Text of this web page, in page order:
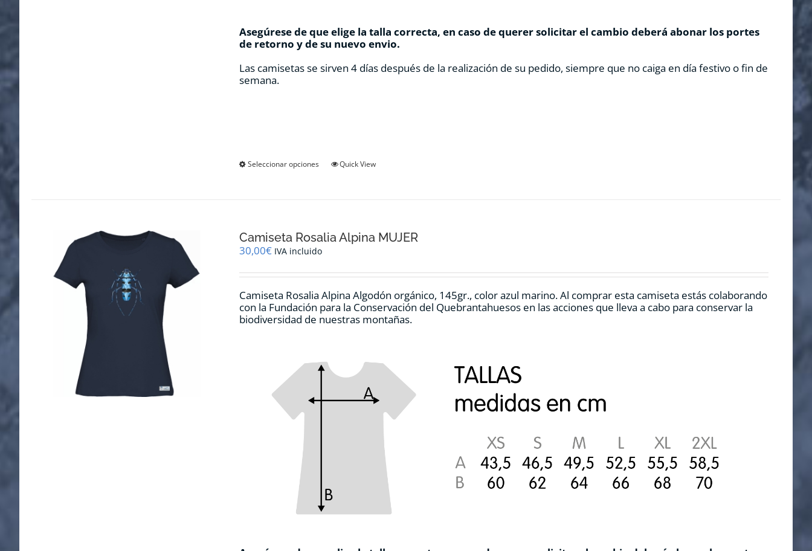
Asegúrese de que elige la talla correcta, en caso de querer solicitar el cambio deberá abonar los portes
de retorno y de su nuevo envio.
Las camisetas se sirven 4 días después de la realización de su pedido, siempre que no caiga en día festivo o fin de
semana.
Seleccionar opciones
Este
opciones
elegir
la
página
de
Quick View
Camiseta Rosalia Alpina MUJER
30,00€ IVA incluido
Camiseta Rosalia Alpina Algodón orgánico, 145gr., color azul marino. Al comprar esta camiseta estás colaborando
con la Fundación para la Conservación del Quebrantahuesos en las acciones que lleva a cabo para conservar la
biodiversidad de nuestras montañas.